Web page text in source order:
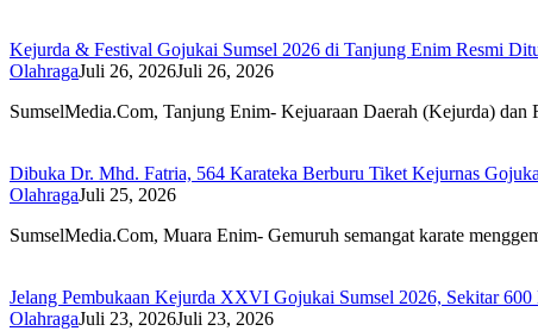
Kejurda & Festival Gojukai Sumsel 2026 di Tanjung Enim Resmi
OlahragaJuli 26, 2026Juli 26, 2026
SumselMedia.Com, Tanjung Enim- Kejuaraan Daerah (Kejurda)
Dibuka Dr. Mhd. Fatria, 564 Karateka Berburu Tiket Kejurnas
OlahragaJuli 25, 2026
SumselMedia.Com, Muara Enim- Gemuruh semangat karate
Jelang Pembukaan Kejurda XXVI Gojukai Sumsel 2026, Sekitar
OlahragaJuli 23, 2026Juli 23, 2026